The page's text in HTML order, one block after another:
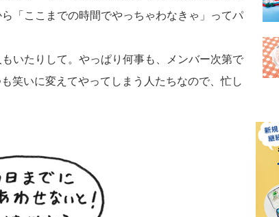
「ここまでの時間でやっちゃわなきゃ」ってパ
いたりして。やっぱり何事も、メンバー次第で
笑いに変えてやってしまう人たちなので、忙し